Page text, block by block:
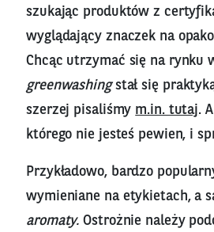
szukając produktów z
wyglądający znaczek na
Chcąc utrzymać się na rynku
greenwashingstał się
szerzej pisaliśmy m.in. tutaj.
którego nie jesteś pewien, i
Przykładowo, bardzo
wymieniane na etykietach, a
aromaty.Ostrożnie należy